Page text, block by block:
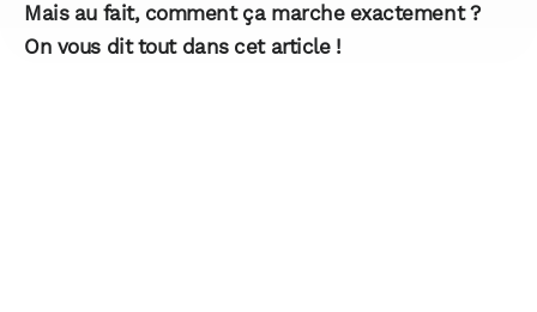
Mais au fait, comment ça marche exactement ?
On vous dit tout dans cet article !